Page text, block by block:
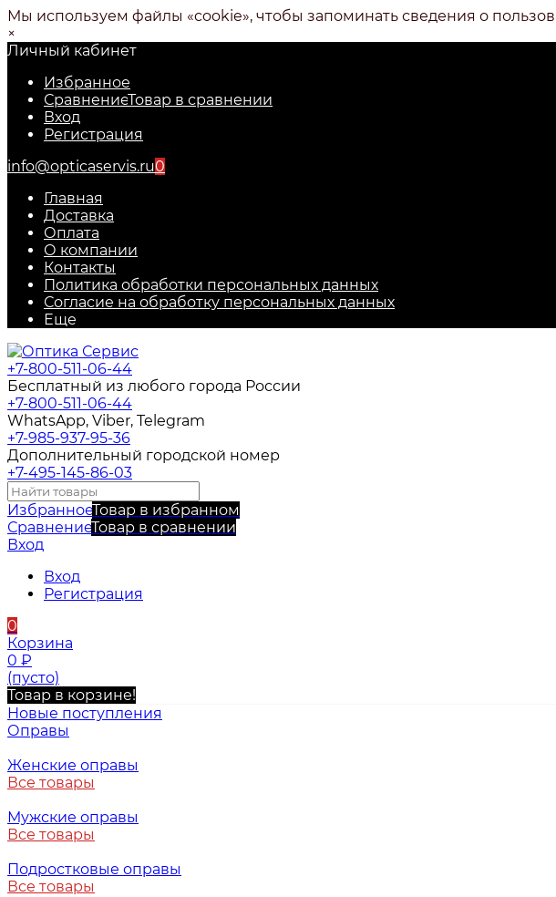
Мы используем файлы «cookie», чтобы запоминать сведения о
×
Личный кабинет
Избранное
СравнениеТовар в сравнении
Вход
Регистрация
info@opticaservis.ru0
Главная
Доставка
Оплата
О компании
Контакты
Политика обработки персональных данных
Согласие на обработку персональных данных
Еще
+7-800-511-06-44
Бесплатный из любого города России
+7-800-511-06-44
WhatsApp, Viber, Telegram
+7-985-937-95-36
Дополнительный городской номер
+7-495-145-86-03
ИзбранноеТовар в избранном
СравнениеТовар в сравнении
Вход
Вход
Регистрация
0
Корзина
0 ₽
(пусто)
Товар в корзине!
Новые поступления
Оправы
Женские оправы
Все товары
Мужские оправы
Все товары
Подростковые оправы
Все товары